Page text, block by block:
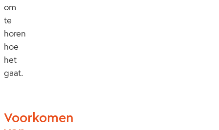
om
te
horen
hoe
het
gaat.
Voorkomen